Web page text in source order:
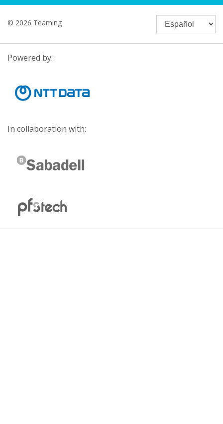
© 2026 Teaming
Powered by:
In collaboration with: